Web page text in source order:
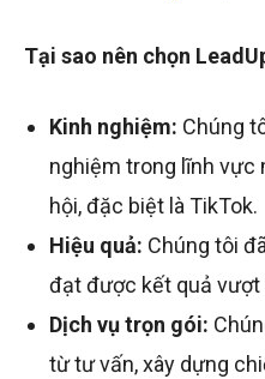
Tại sao nên chọn
Kinh nghiệm: Chúng
nghiệm trong lĩnh vực
hội, đặc biệt là TikTok.
Hiệu quả: Chúng tôi
đạt được kết quả vượt
Dịch vụ trọn gói:
từ tư vấn, xây dựng